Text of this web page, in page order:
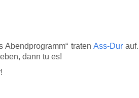
Abendprogramm“ traten Ass-Durauf.
dann tu es!